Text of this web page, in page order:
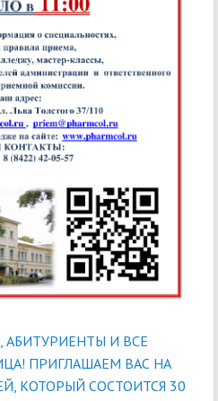
И ВСЕ
ПРИГЛАШАЕМ ВАС НА
КОТОРЫЙ СОСТОИТСЯ 30